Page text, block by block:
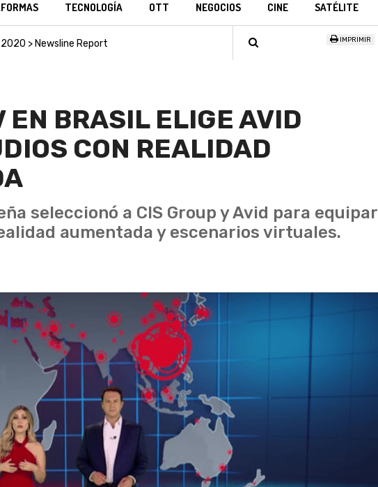
TECNOLOGÍA OTT NEGOCIOS CINE SATÉLITE
> Newsline Report IMPRIMIR
EN BRASIL ELIGE AVID
CON REALIDAD
seleccionó a CIS Group y Avid para equipar
aumentada y escenarios virtuales.